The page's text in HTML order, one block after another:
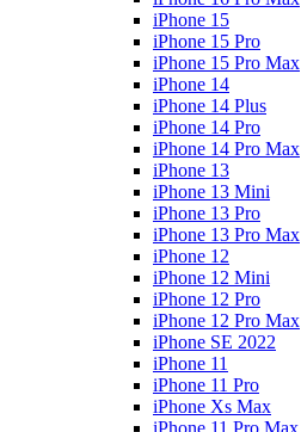
iPhone 15
iPhone 15 Pro
iPhone 15 Pro Max
iPhone 14
iPhone 14 Plus
iPhone 14 Pro
iPhone 14 Pro Max
iPhone 13
iPhone 13 Mini
iPhone 13 Pro
iPhone 13 Pro Max
iPhone 12
iPhone 12 Mini
iPhone 12 Pro
iPhone 12 Pro Max
iPhone SE 2022
iPhone 11
iPhone 11 Pro
iPhone Xs Max
iPhone 11 Pro Max